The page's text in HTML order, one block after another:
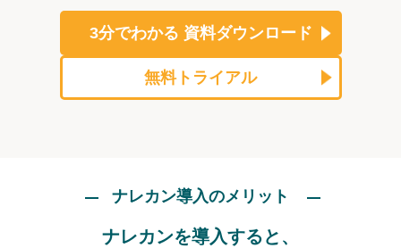
3分でわかる 資料ダウンロード
無料トライアル
ナレカン導入のメリット
ナレカンを導入すると、